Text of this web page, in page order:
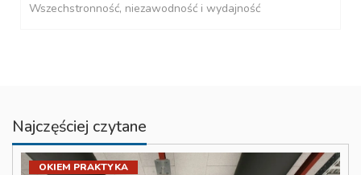
Wszechstronność, niezawodność i wydajność
Najczęściej czytane
OKIEM PRAKTYKA